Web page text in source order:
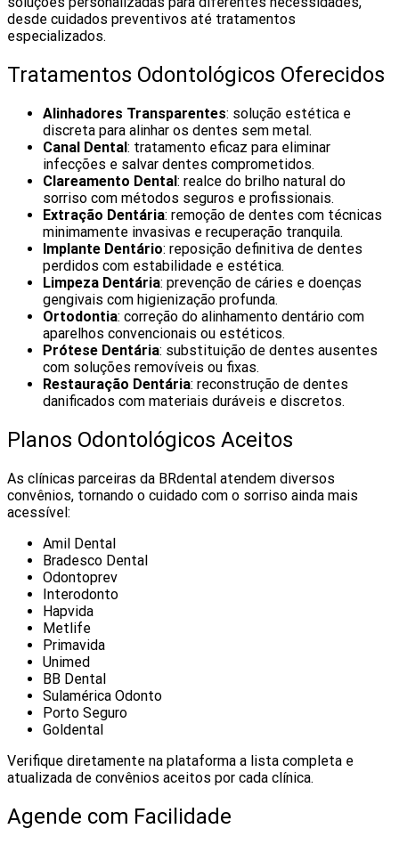
desde cuidados preventivos até tratamentos
especializados.
Tratamentos Odontológicos Oferecidos
Alinhadores Transparentes: solução estética e
discreta para alinhar os dentes sem metal.
Canal Dental : tratamento eficaz para eliminar
infecções e salvar dentes comprometidos.
Clareamento Dental : realce do brilho natural do
sorriso com métodos seguros e profissionais.
Extração Dentária: remoção de dentes com técnicas
minimamente invasivas e recuperação tranquila.
Implante Dentário: reposição definitiva de dentes
perdidos com estabilidade e estética.
Limpeza Dentária: prevenção de cáries e doenças
gengivais com higienização profunda.
Ortodontia: correção do alinhamento dentário com
aparelhos convencionais ou estéticos.
Prótese Dentária: substituição de dentes ausentes
com soluções removíveis ou fixas.
Restauração Dentária: reconstrução de dentes
danificados com materiais duráveis e discretos.
Planos Odontológicos Aceitos
As clínicas parceiras da BRdental atendem diversos
convênios, tornando o cuidado com o sorriso ainda mais
acessível:
Amil Dental
Bradesco Dental
Odontoprev
Interodonto
Hapvida
Metlife
Primavida
Unimed
BB Dental
Sulamérica Odonto
Porto Seguro
Goldental
Verifique diretamente na plataforma a lista completa e
atualizada de convênios aceitos por cada clínica.
Agende com Facilidade